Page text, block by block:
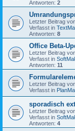
Antworten: 2
Letzter Beitrag
Verfasst in
Antworten: 8
Office Beta-
Letzter Beitrag
Verfasst in
Antworten: 11
Letzter Beitrag
Verfasst in
sporadisch
Letzter Beitrag
Verfasst in
Antworten: 4